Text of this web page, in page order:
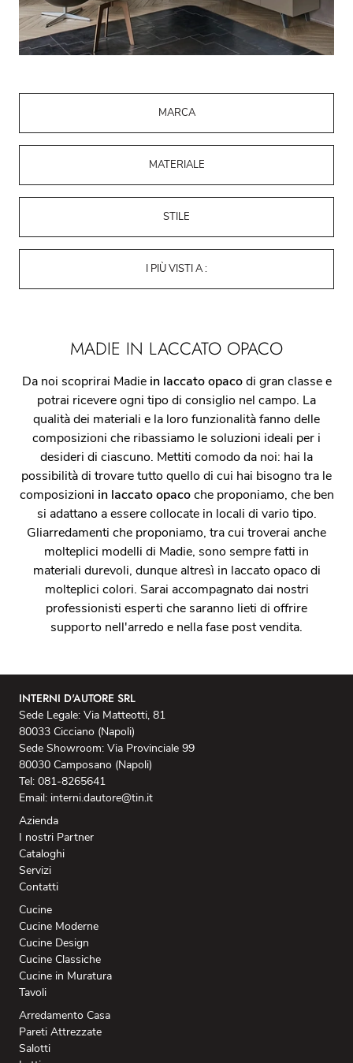
MARCA
MATERIALE
STILE
I PIÙ VISTI A :
MADIE IN LACCATO OPACO
Da noi scoprirai Madie in laccato opacodi gran classe e
potrai ricevere ogni tipo di consiglio nel campo. La
qualità dei materiali e la loro funzionalità fanno delle
composizioni che ribassiamo le soluzioni ideali per i
desideri di ciascuno. Mettiti comodo da noi: hai la
possibilità di trovare tutto quello di cui hai bisogno tra le
composizioni in laccato opacoche proponiamo, che ben
si adattano a essere collocate in locali di vario tipo.
Gliarredamenti che proponiamo, tra cui troverai anche
molteplici modelli di Madie, sono sempre fatti in
materiali durevoli, dunque altresì in laccato opaco di
molteplici colori. Sarai accompagnato dai nostri
professionisti esperti che saranno lieti di offrire
supporto nell'arredo e nella fase post vendita.
INTERNI D'AUTORE SRL
Sede Legale: Via Matteotti, 81
80033 Cicciano (Napoli)
Sede Showroom: Via Provinciale 99
80030 Camposano (Napoli)
Tel: 081-8265641
Email: interni.dautore@tin.it
Azienda
I nostri Partner
Cataloghi
Servizi
Contatti
Cucine
Cucine Moderne
Cucine Design
Cucine Classiche
Cucine in Muratura
Tavoli
Arredamento Casa
Pareti Attrezzate
Salotti